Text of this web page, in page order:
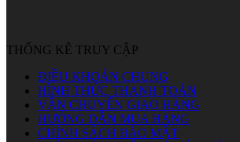
THỐNG KÊ TRUY CẬP
ĐIỀU KHOẢN CHUNG
HÌNH THỨC THANH TOÁN
VẬN CHUYỂN GIAO HÀNG
HƯỚNG DẪN MUA HÀNG
CHÍNH SÁCH BẢO MẬT